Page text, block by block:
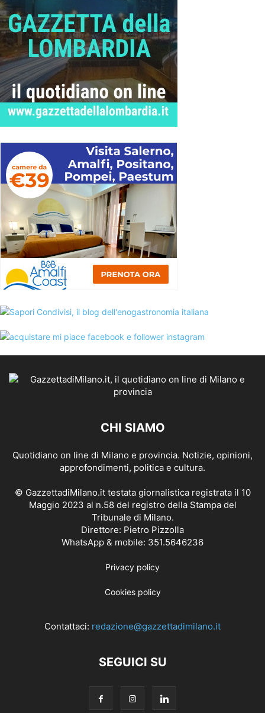
CHI SIAMO
Quotidiano on line di Milano e provincia. Notizie, opinioni,
approfondimenti, politica e cultura.
© GazzettadiMilano.it testata giornalistica registrata il 10
Maggio 2023 al n.58 del registro della Stampa del
Tribunale di Milano.
Direttore: Pietro Pizzolla
WhatsApp & mobile: 351.5646236
Privacy policy
Cookies policy
Contattaci: redazione@gazzettadimilano.it
SEGUICI SU